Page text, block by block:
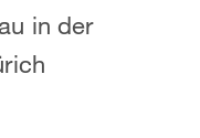
in der